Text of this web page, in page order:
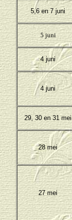
5,6 en 7 juni
5 juni
4 juni
4 juni
29, 30 en 31 mei
28 mei
27 mei